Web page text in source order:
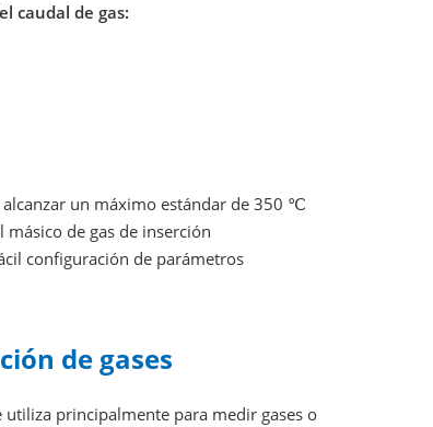
caudal de gas:
un máximo estándar de 350 ℃
de gas de inserción
configuración de parámetros
de gases
principalmente para medir gases o